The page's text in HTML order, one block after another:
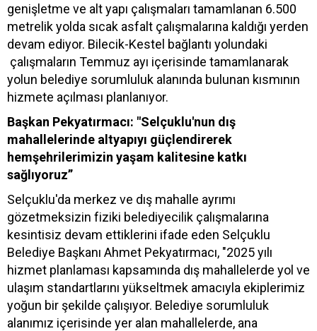
genişletme ve alt yapı çalışmaları tamamlanan 6.500
metrelik yolda sıcak asfalt çalışmalarına kaldığı yerden
devam ediyor. Bilecik-Kestel bağlantı yolundaki
çalışmaların Temmuz ayı içerisinde tamamlanarak
yolun belediye sorumluluk alanında bulunan kısmının
hizmete açılması planlanıyor.
Başkan Pekyatırmacı: "Selçuklu'nun dış
mahallelerinde altyapıyı güçlendirerek
hemşehrilerimizin yaşam kalitesine katkı
sağlıyoruz”
Selçuklu'da merkez ve dış mahalle ayrımı
gözetmeksizin fiziki belediyecilik çalışmalarına
kesintisiz devam ettiklerini ifade eden Selçuklu
Belediye Başkanı Ahmet Pekyatırmacı, "2025 yılı
hizmet planlaması kapsamında dış mahallelerde yol ve
ulaşım standartlarını yükseltmek amacıyla ekiplerimiz
yoğun bir şekilde çalışıyor. Belediye sorumluluk
alanımız içerisinde yer alan mahallelerde, ana